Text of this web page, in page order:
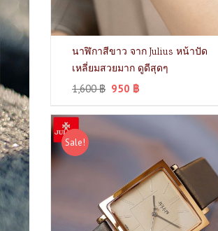
นาฬิกาสีขาว จาก Julius หน้าปัด
เหลี่ยมสวยมาก ดูดีสุดๆ
1,600฿ 950 ฿
Sale!